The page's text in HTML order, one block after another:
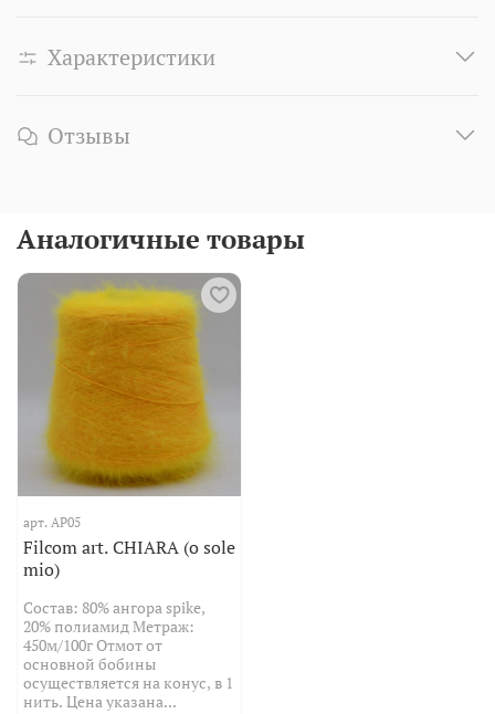
Характеристики
Отзывы
Аналогичные товары
арт. AP05
Filcom art. CHIARA (o sole
mio)
Состав: 80% ангора spike,
20% полиамид Метраж:
450м/100г Отмот от
основной бобины
осуществляется на конус, в 1
нить. Цена указана...